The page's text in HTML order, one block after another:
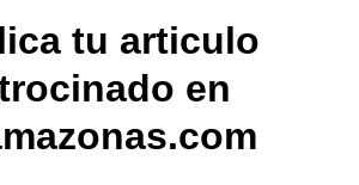
tu articulo
en